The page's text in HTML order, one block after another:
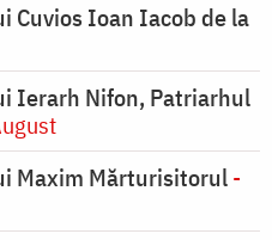
Cuvios Ioan Iacob de la
Ierarh Nifon, Patriarhul
Maxim Mărturisitorul-